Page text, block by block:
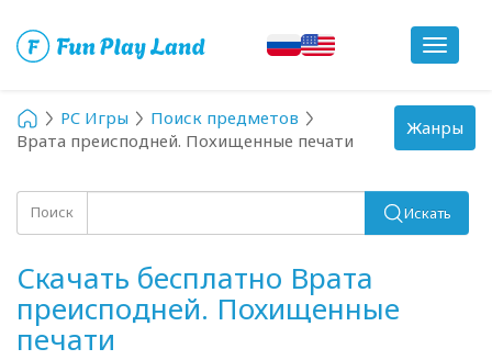
Toggle
PC Игры
Поиск предметов
Врата преисподней. Похищенные печати
Поиск Искать
Скачать бесплатно Врата
преисподней. Похищенные
печати
Toggle
navigation
Жанры